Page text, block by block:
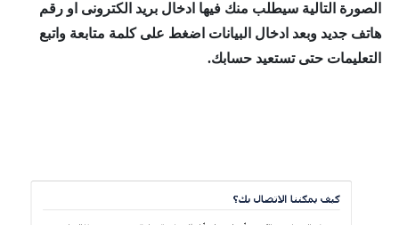
الصورة التالية سيطلب منك فيها ادخال بريد الكترونى او رقم
هاتف جديد وبعد ادخال البيانات اضغط على كلمة متابعة واتبع
التعليمات حتى تستعيد حسابك.